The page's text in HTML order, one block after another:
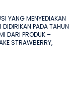
YANG MENYEDIAKAN
PADA TAHUN
DARI PRODUK –
STRAWBERRY,